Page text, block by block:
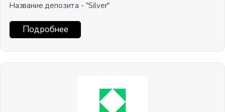
Название депозита - "Silver"
Подробнее